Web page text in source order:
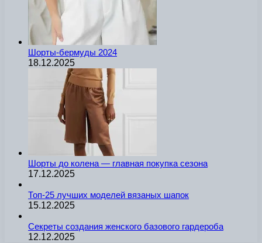
Шорты-бермуды 2024
18.12.2025
Шорты до колена — главная покупка сезона
17.12.2025
Топ-25 лучших моделей вязаных шапок
15.12.2025
Секреты создания женского базового гардероба
12.12.2025